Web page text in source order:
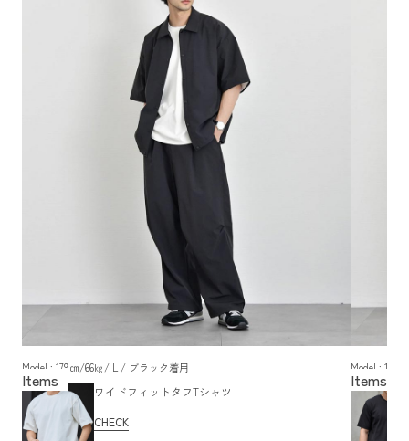
Model : 179㎝/66㎏/ L / ブラック着用
ワイドフィットタフTシャツ
CHECK
Model : 179